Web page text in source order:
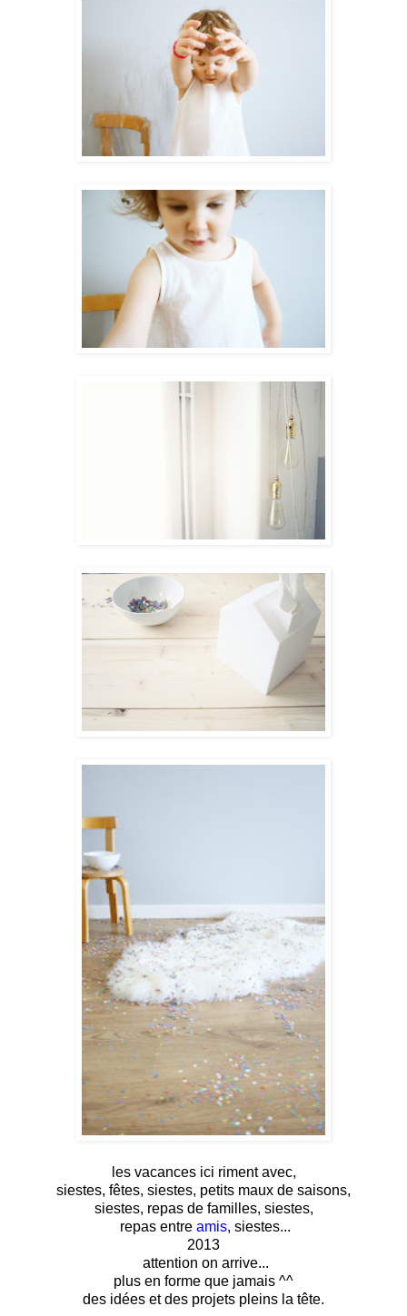
les vacances ici riment avec,
siestes, fêtes, siestes, petits maux de saisons,
siestes, repas de familles, siestes,
repas entre amis, siestes...
2013
attention on arrive...
plus en forme que jamais ^^
des idées et des projets pleins la tête.